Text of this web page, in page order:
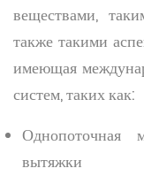
веществами,
также такими
имеющая
систем, таких как:
Однопоточная
вытяжки